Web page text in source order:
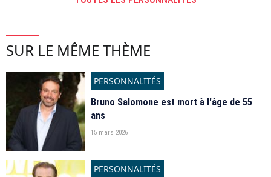
SUR LE MÊME THÈME
PERSONNALITÉS
Bruno Salomone est mort à l'âge de 55
ans
15 mars 2026
PERSONNALITÉS